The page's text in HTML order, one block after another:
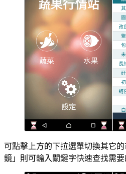
可點擊上方的下拉選單切換其它
鏡」則可輸入關鍵字快速查找需要